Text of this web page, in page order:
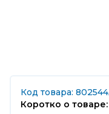
Код товара: 802544
Коротко о товаре: